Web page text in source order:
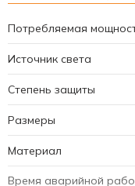
Потребляемая
Источник света
Степень защиты
Размеры
Материал
Время аварийной